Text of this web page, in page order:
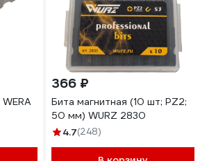
366 ₽
Бита магнитная (10 шт; PZ2;
50 мм) WURZ 2830
4.7(248)